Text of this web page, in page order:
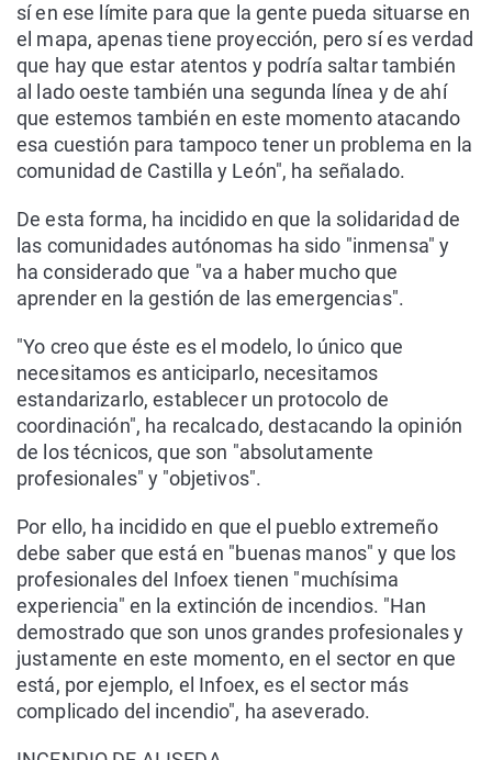
sí en ese límite para que la gente pueda situarse en
el mapa, apenas tiene proyección, pero sí es verdad
que hay que estar atentos y podría saltar también
al lado oeste también una segunda línea y de ahí
que estemos también en este momento atacando
esa cuestión para tampoco tener un problema en la
comunidad de Castilla y León", ha señalado.
De esta forma, ha incidido en que la solidaridad de
las comunidades autónomas ha sido "inmensa" y
ha considerado que "va a haber mucho que
aprender en la gestión de las emergencias".
"Yo creo que éste es el modelo, lo único que
necesitamos es anticiparlo, necesitamos
estandarizarlo, establecer un protocolo de
coordinación", ha recalcado, destacando la opinión
de los técnicos, que son "absolutamente
profesionales" y "objetivos".
Por ello, ha incidido en que el pueblo extremeño
debe saber que está en "buenas manos" y que los
profesionales del Infoex tienen "muchísima
experiencia" en la extinción de incendios. "Han
demostrado que son unos grandes profesionales y
justamente en este momento, en el sector en que
está, por ejemplo, el Infoex, es el sector más
complicado del incendio", ha aseverado.